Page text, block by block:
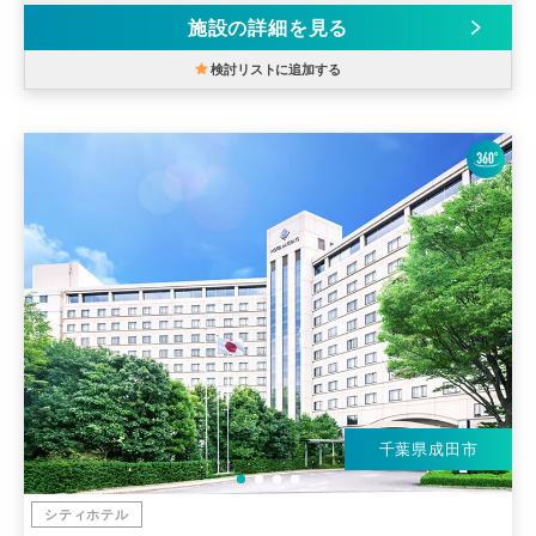
施設の詳細を見る
検討リストに追加する
千葉県成田市
シティホテル